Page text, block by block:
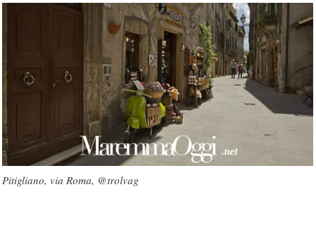
Pitigliano, via Roma, @trolvag